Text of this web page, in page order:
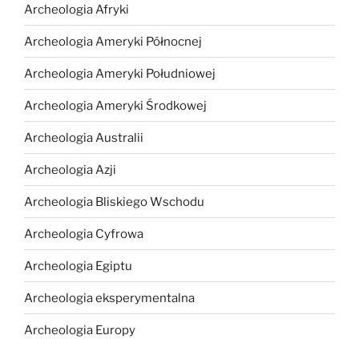
Archeologia Afryki
Archeologia Ameryki Północnej
Archeologia Ameryki Południowej
Archeologia Ameryki Środkowej
Archeologia Australii
Archeologia Azji
Archeologia Bliskiego Wschodu
Archeologia Cyfrowa
Archeologia Egiptu
Archeologia eksperymentalna
Archeologia Europy